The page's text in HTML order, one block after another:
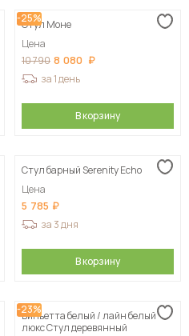
-25%
Стул Моне
Цена
10 790 8 080
за 1 день
В корзину
Стул барный Serenity Echo
Цена
5 785
за 3 дня
В корзину
-23%
Виньетта белый / лайн белый
люкс Стул деревянный